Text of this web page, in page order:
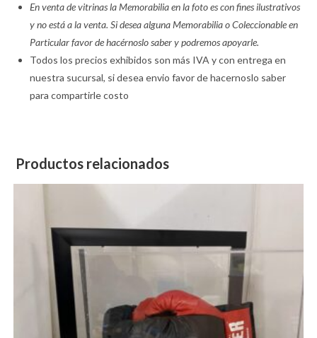
En venta de vitrinas la Memorabilia en la foto es con fines ilustrativos
y no está a la venta. Si desea alguna Memorabilia o Coleccionable en
Particular favor de hacérnoslo saber y podremos apoyarle.
Todos los precios exhibidos son más IVA y con entrega en
nuestra sucursal, si desea envio favor de hacernoslo saber
para compartirle costo
Productos relacionados